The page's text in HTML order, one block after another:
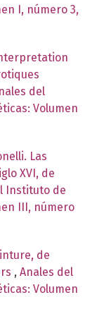
I, número 3,
del
Volumen
Las
XVI, de
Instituto de
III, número
de
, Anales del
Volumen